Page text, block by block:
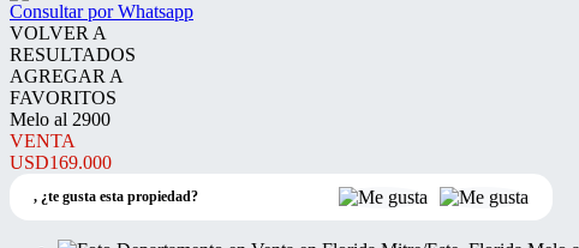
Consultar por Whatsapp
VOLVER A
RESULTADOS
AGREGAR A
FAVORITOS
Melo al 2900
VENTA
USD169.000
, ¿te gusta esta propiedad?